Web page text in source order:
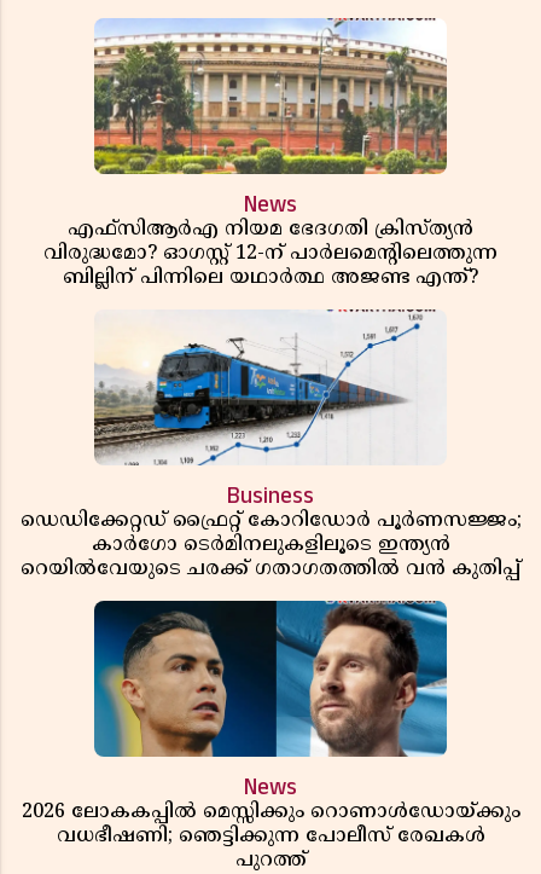
News
എഫ്സിആർഎ നിയമ ഭേദഗതി ക്രിസ്ത്യൻ
വിരുദ്ധമോ? ഓഗസ്റ്റ് 12-ന് പാർലമെന്റിലെത്തുന്ന
ബില്ലിന് പിന്നിലെ യഥാർത്ഥ അജണ്ട എന്ത്?
Business
ഡെഡിക്കേറ്റഡ് ഫ്രൈറ്റ് കോറിഡോർ പൂർണസജ്ജം;
കാർഗോ ടെർമിനലുകളിലൂടെ ഇന്ത്യൻ
റെയിൽവേയുടെ ചരക്ക് ഗതാഗതത്തിൽ വൻ കുതിപ്പ്
News
2026 ലോകകപ്പിൽ മെസ്സിക്കും റൊണാൾഡോയ്ക്കും
വധഭീഷണി; ഞെട്ടിക്കുന്ന പോലീസ് രേഖകൾ
പുറത്ത്